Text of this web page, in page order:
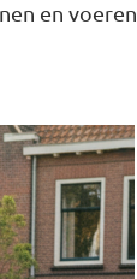
en